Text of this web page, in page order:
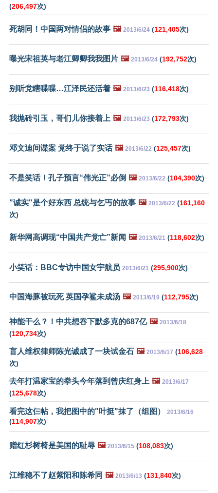
(206,497次)
死胡同！中国两对情侣的故事 🖼️ 2013/6/24 (121,405次)
曝光宋祖英与老江卿卿我我图片 🖼️ 2013/6/24 (192,752次)
别听党瞎喋喋…江泽民还活着 🖼️ 2013/6/23 (116,418次)
我抛砖引玉，哥们儿你接着上 🖼️ 2013/6/23 (172,793次)
邓文迪间谍案 党终于说了实话 🖼️ 2013/6/22 (125,457次)
不是笑话！孔子预言“伟光正”必倒 🖼️ 2013/6/22 (104,390次)
"诚实"是个好东西 总统与乞丐的故事 🖼️ 2013/6/22 (161,160
次)
新华网高调现“中国共产党亡”新闻 🖼️ 2013/6/21 (118,602次)
小笑话：BBC专访中国女宇航员 2013/6/21 (295,900次)
中国海豚被玩死 英国孕鲨未成汤 🖼️ 2013/6/19 (112,795次)
神能干么？！中共想吞下默多克的687亿 🖼️ 2013/6/18
(120,734次)
盲人维权律师陈光诚成了一块试金石 🖼️ 2013/6/17 (106,628
次)
去年打温家宝的拳头今年落到曾庆红身上 🖼️ 2013/6/17
(125,678次)
看完这仨帖，我把图中的"叶挺"抹了（组图） 2013/6/16
(114,907次)
赠红杉树椅是美国的耻辱 🖼️ 2013/6/15 (108,083次)
江维稳不了赵紫阳和陈希同 🖼️ 2013/6/13 (131,840次)